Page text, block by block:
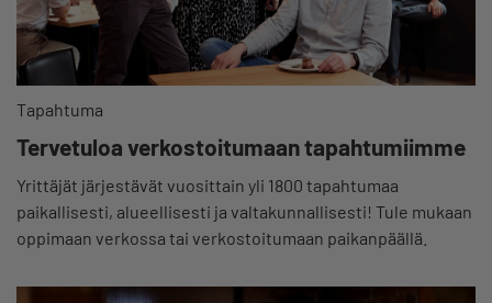
Tapahtuma
Tervetuloa verkostoitumaan tapahtumiimme
Yrittäjät järjestävät vuosittain yli 1800 tapahtumaa
paikallisesti, alueellisesti ja valtakunnallisesti! Tule mukaan
oppimaan verkossa tai verkostoitumaan paikanpäällä.